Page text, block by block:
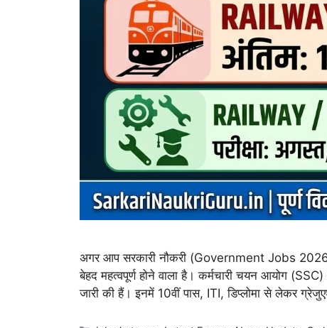
अगर आप सरकारी नौकरी (Government Jobs
बेहद महत्वपूर्ण होने वाला है। कर्मचारी चयन आयोग
जारी की हैं। इनमें 10वीं पास, ITI, डिप्लोमा से लेकर